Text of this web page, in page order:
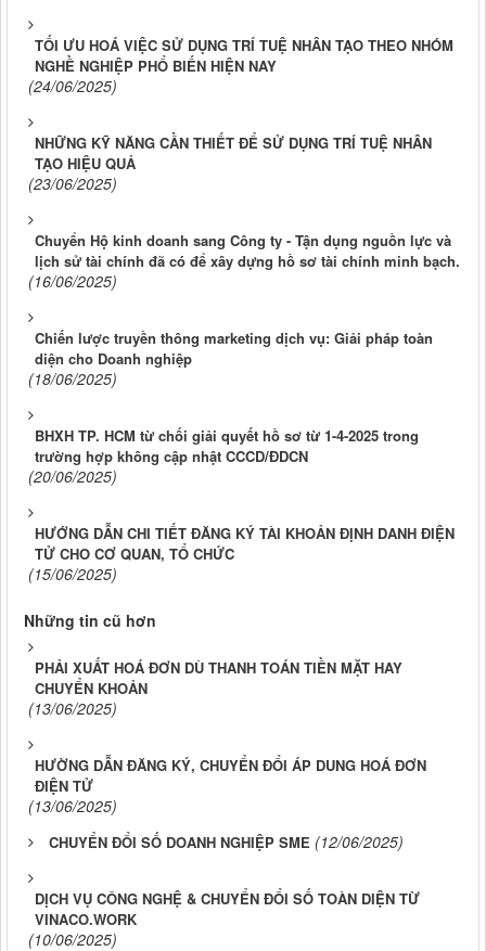
TỐI ƯU HOÁ VIỆC SỬ DỤNG TRÍ TUỆ NHÂN TẠO THEO NHÓM
NGHỀ NGHIỆP PHỔ BIẾN HIỆN NAY
(24/06/2025)
NHỮNG KỸ NĂNG CẦN THIẾT ĐỂ SỬ DỤNG TRÍ TUỆ NHÂN
TẠO HIỆU QUẢ
(23/06/2025)
Chuyển Hộ kinh doanh sang Công ty - Tận dụng nguồn lực và
lịch sử tài chính đã có để xây dựng hồ sơ tài chính minh bạch.
(16/06/2025)
Chiến lược truyền thông marketing dịch vụ: Giải pháp toàn
diện cho Doanh nghiệp
(18/06/2025)
BHXH TP. HCM từ chối giải quyết hồ sơ từ 1-4-2025 trong
trường hợp không cập nhật CCCD/ĐDCN
(20/06/2025)
HƯỚNG DẪN CHI TIẾT ĐĂNG KÝ TÀI KHOẢN ĐỊNH DANH ĐIỆN
TỬ CHO CƠ QUAN, TỔ CHỨC
(15/06/2025)
Những tin cũ hơn
PHẢI XUẤT HOÁ ĐƠN DÙ THANH TOÁN TIỀN MẶT HAY
CHUYỂN KHOẢN
(13/06/2025)
HƯỜNG DẪN ĐĂNG KÝ, CHUYỂN ĐỔI ÁP DUNG HOÁ ĐƠN
ĐIỆN TỬ
(13/06/2025)
CHUYỂN ĐỔI SỐ DOANH NGHIỆP SME (12/06/2025)
DỊCH VỤ CÔNG NGHỆ & CHUYỂN ĐỔI SỐ TOÀN DIỆN TỪ
VINACO.WORK
(10/06/2025)